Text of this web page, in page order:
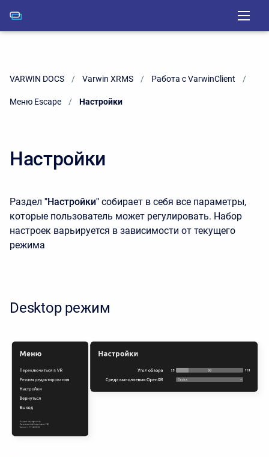
VARWIN DOCS Varwin XRMS Работа с VarwinClient
Меню Escape Current:
Настройки
Настройки
Раздел "Настройки" собирает в себя все параметры,
которые пользователь может регулировать. Набор
настроек варьируется в зависимости от текущего
режима
Desktop режим